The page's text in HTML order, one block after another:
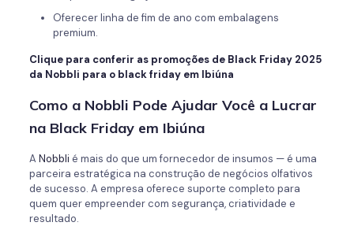
Oferecer linha de fim de ano com embalagens
premium.
Clique para conferir as promoções de Black Friday 2025
da Nobbli para o black friday em Ibiúna
Como a Nobbli Pode Ajudar Você a Lucrar
na Black Friday em Ibiúna
A Nobbli é mais do que um fornecedor de insumos — é uma
parceira estratégica na construção de negócios olfativos
de sucesso. A empresa oferece suporte completo para
quem quer empreender com segurança, criatividade e
resultado.